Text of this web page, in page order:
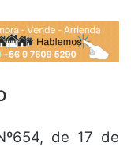
de 17 de